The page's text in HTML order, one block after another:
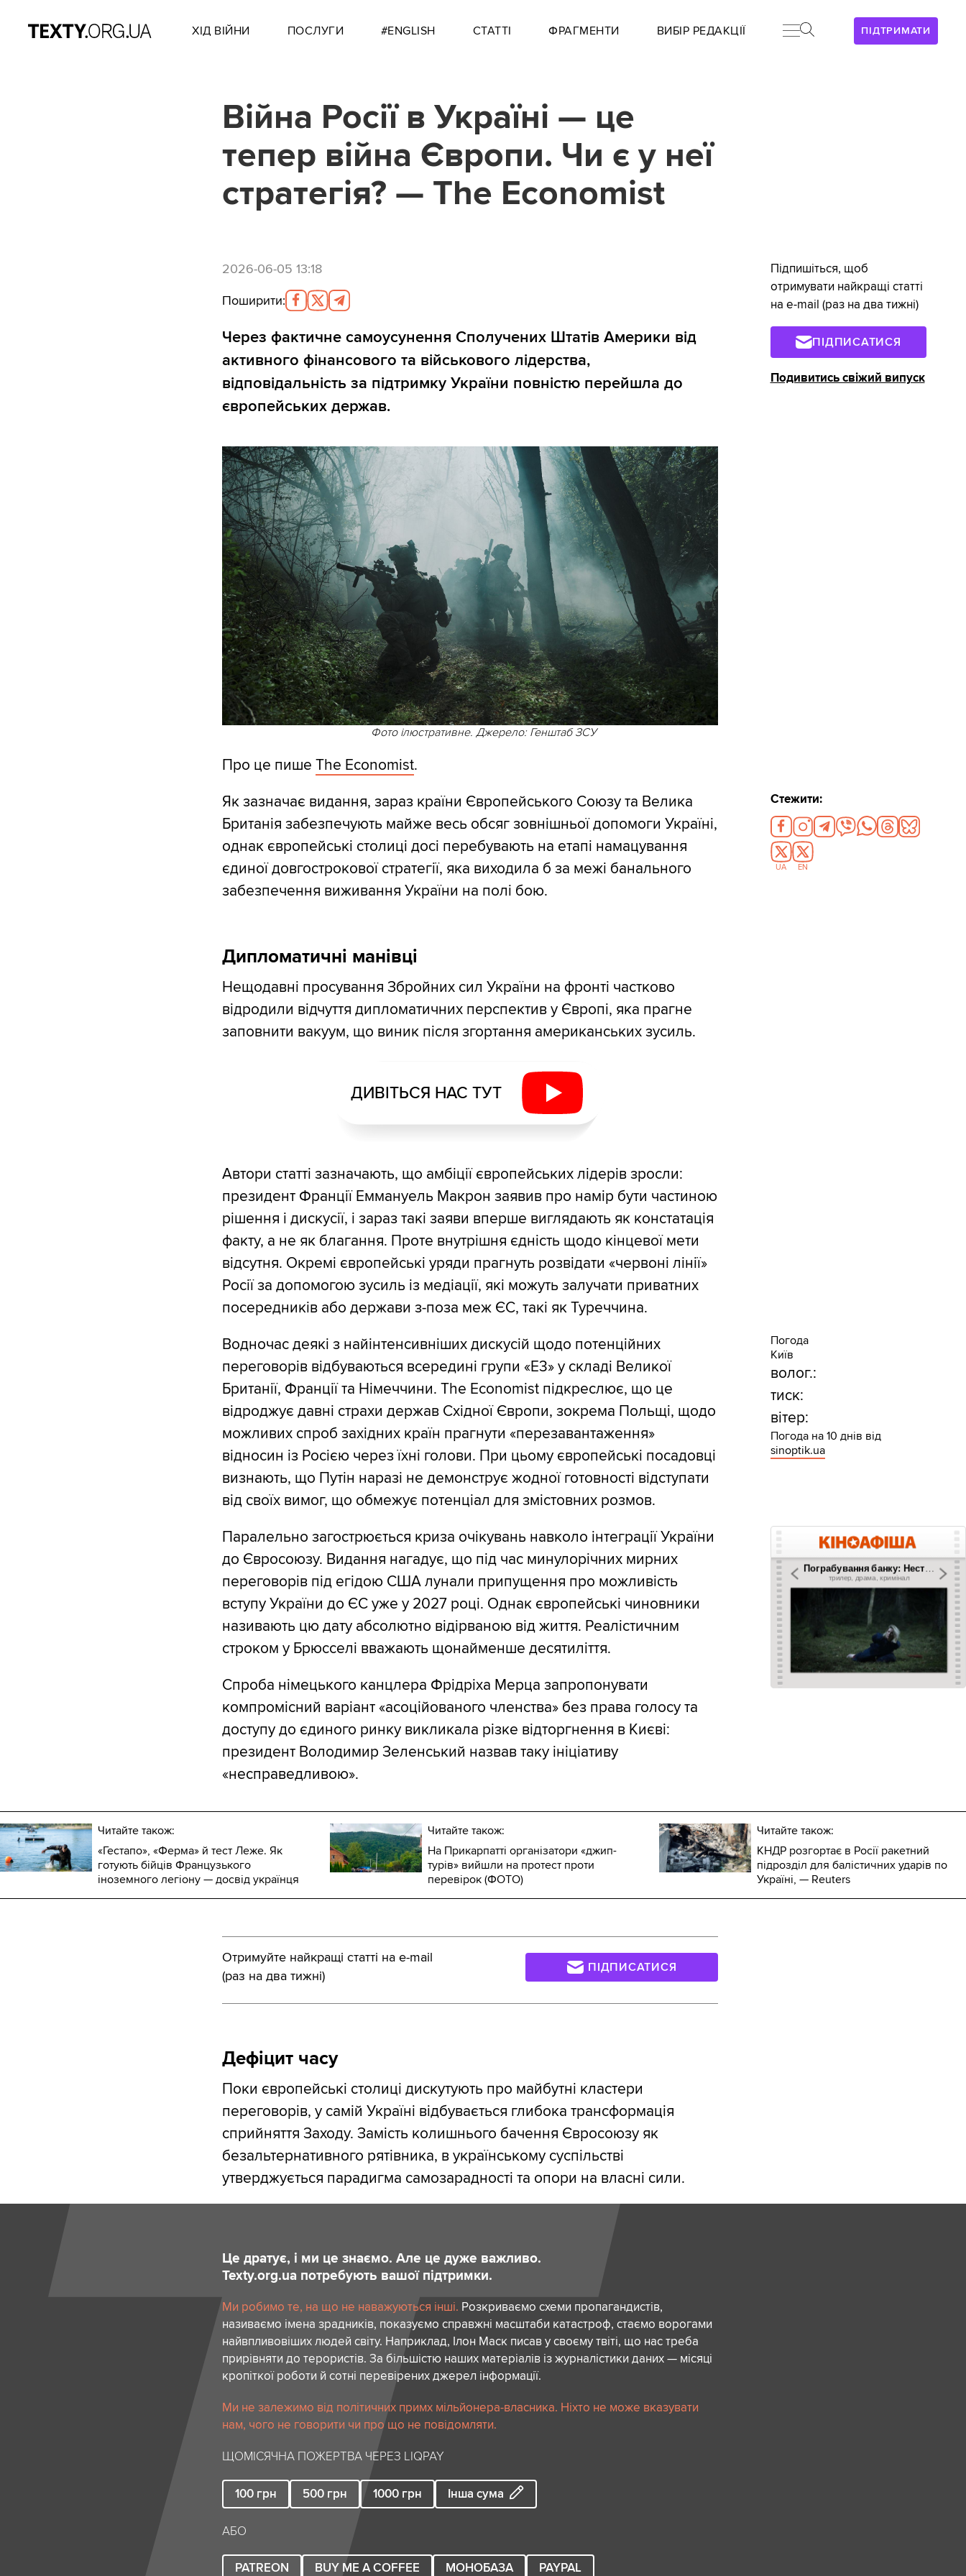
ПІДТРИМАТИ
ХІД ВІЙНИ ПОСЛУГИ #ENGLISH СТАТТІ ФРАГМЕНТИ ВИБІР РЕДАКЦІЇ
Війна Росії в Україні — це
тепер війна Європи. Чи є у неї
стратегія? — The Economist
2026-06-05 13:18
Поширити:
Через фактичне самоусунення Сполучених Штатів Америки від
активного фінансового та військового лідерства,
відповідальність за підтримку України повністю перейшла до
європейських держав.
Фото ілюстративне. Джерело: Генштаб ЗСУ
Про це пише The Economist.
Як зазначає видання, зараз країни Європейського Союзу та Велика
Британія забезпечують майже весь обсяг зовнішньої допомоги Україні,
однак європейські столиці досі перебувають на етапі намацування
єдиної довгострокової стратегії, яка виходила б за межі банального
забезпечення виживання України на полі бою.
Дипломатичні манівці
Нещодавні просування Збройних сил України на фронті частково
відродили відчуття дипломатичних перспектив у Європі, яка прагне
заповнити вакуум, що виник після згортання американських зусиль.
ДИВІТЬСЯ НАС ТУТ
Автори статті зазначають, що амбіції європейських лідерів зросли:
президент Франції Еммануель Макрон заявив про намір бути частиною
рішення і дискусії, і зараз такі заяви вперше виглядають як констатація
факту, а не як благання. Проте внутрішня єдність щодо кінцевої мети
відсутня. Окремі європейські уряди прагнуть розвідати «червоні лінії»
Росії за допомогою зусиль із медіації, які можуть залучати приватних
посередників або держави з-поза меж ЄС, такі як Туреччина.
Водночас деякі з найінтенсивніших дискусій щодо потенційних
переговорів відбуваються всередині групи «E3» у складі Великої
Британії, Франції та Німеччини. The Economist підкреслює, що це
відроджує давні страхи держав Східної Європи, зокрема Польщі, щодо
можливих спроб західних країн прагнути «перезавантаження»
відносин із Росією через їхні голови. При цьому європейські посадовці
визнають, що Путін наразі не демонструє жодної готовності відступати
від своїх вимог, що обмежує потенціал для змістовних розмов.
Паралельно загострюється криза очікувань навколо інтеграції України
до Євросоюзу. Видання нагадує, що під час минулорічних мирних
переговорів під егідою США лунали припущення про можливість
вступу України до ЄС уже у 2027 році. Однак європейські чиновники
називають цю дату абсолютно відірваною від життя. Реалістичним
строком у Брюсселі вважають щонайменше десятиліття.
Спроба німецького канцлера Фрідріха Мерца запропонувати
компромісний варіант «асоційованого членства» без права голосу та
доступу до єдиного ринку викликала різке відторгнення в Києві:
президент Володимир Зеленський назвав таку ініціативу
«несправедливою».
Читайте також:
«Гестапо», «Ферма» й тест Леже. Як
готують бійців Французького
іноземного легіону — досвід українця
Читайте також:
На Прикарпатті організатори «джип-
турів» вийшли на протест проти
перевірок (ФОТО)
Читайте також:
КНДР розгортає в Росії ракетний
підрозділ для балістичних ударів по
Україні, — Reuters
Отримуйте найкращі статті на e-mail
(раз на два тижні)
ПІДПИСАТИСЯ
Дефіцит часу
Поки європейські столиці дискутують про майбутні кластери
переговорів, у самій Україні відбувається глибока трансформація
сприйняття Заходу. Замість колишнього бачення Євросоюзу як
безальтернативного рятівника, в українському суспільстві
утверджується парадигма самозарадності та опори на власні сили.
Це дратує, і ми це знаємо. Але це дуже важливо.
Texty.org.ua потребують вашої підтримки.
Ми робимо те, на що не наважуються інші. Розкриваємо схеми пропагандистів,
називаємо імена зрадників, показуємо справжні масштаби катастроф, стаємо ворогами
найвпливовіших людей світу. Наприклад, Ілон Маск писав у своєму твіті, що нас треба
прирівняти до терористів. За більшістю наших матеріалів із журналістики даних — місяці
кропіткої роботи й сотні перевірених джерел інформації.
Ми не залежимо від політичних примх мільйонера-власника. Ніхто не може вказувати
нам, чого не говорити чи про що не повідомляти.
ЩОМІСЯЧНА ПОЖЕРТВА ЧЕРЕЗ LIQPAY
100 грн 500 грн 1000 грн Інша сума
АБО
PATREON BUY ME A COFFEE МОНОБАЗА PAYPAL
Підпишіться, щоб
отримувати найкращі статті
на e-mail (раз на два тижні)
ПІДПИСАТИСЯ
Подивитись свіжий випуск
Стежити:
UA EN
Погода
Київ
волог.:
тиск:
вітер:
Погода на 10 днів від
sinoptik.ua